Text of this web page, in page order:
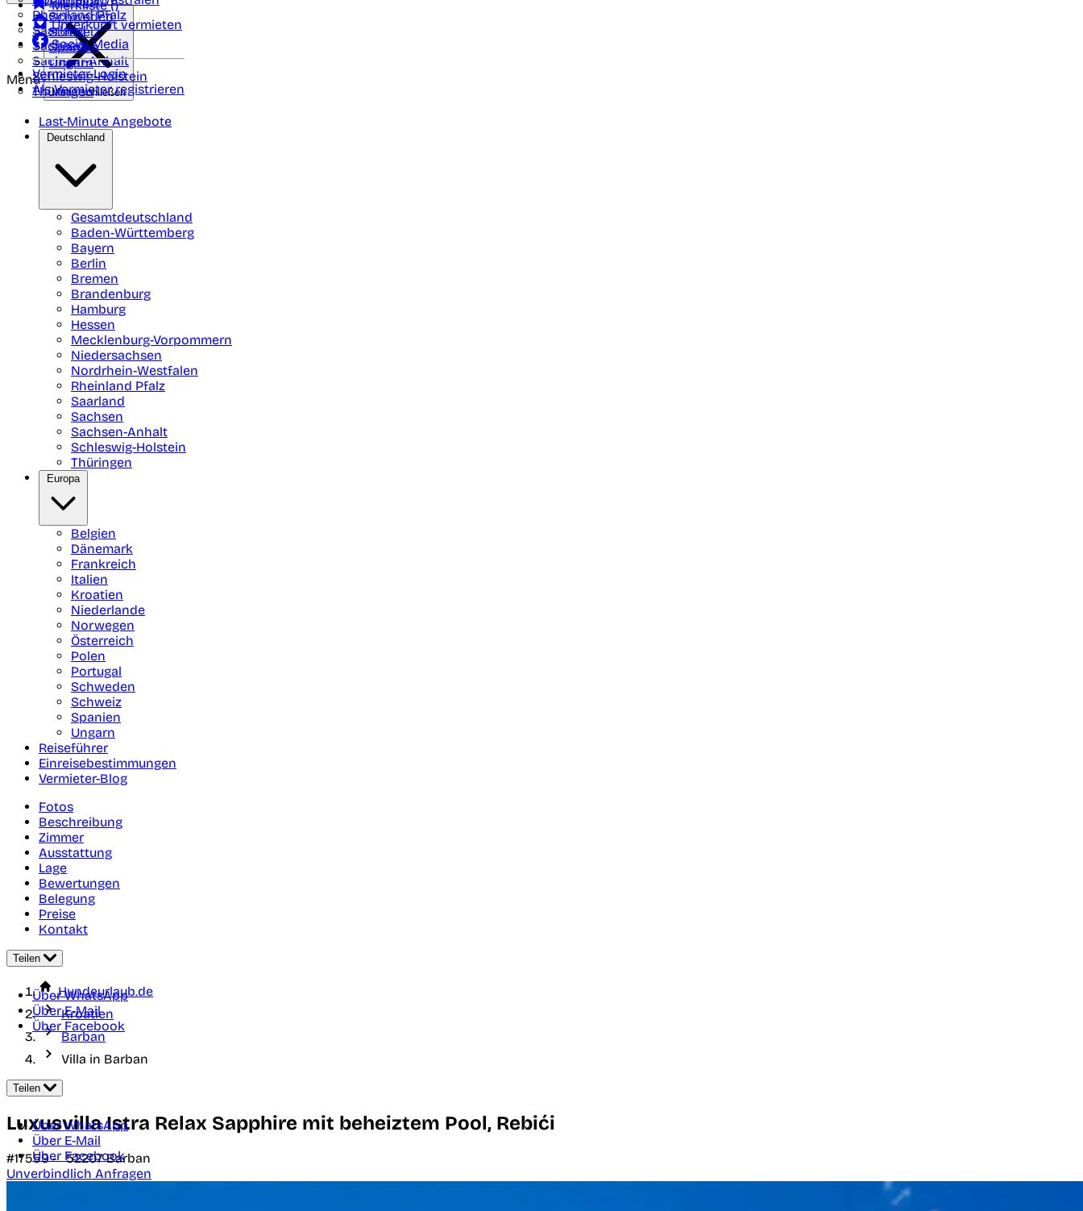
Rheinland Pfalz
Saarland
Sachsen
Sachsen-Anhalt
Schleswig-Holstein
Thüringen
Schweden
Schweiz
Spanien
Ungarn
Merkliste ()
Unterkunft vermieten
Social Media
Vermieter-Login
Als Vermieter registrieren
Menü
Menü schließen
Last-Minute Angebote
Deutschland
Gesamtdeutschland
Baden-Württemberg
Bayern
Berlin
Bremen
Brandenburg
Hamburg
Hessen
Mecklenburg-Vorpommern
Niedersachsen
Nordrhein-Westfalen
Rheinland Pfalz
Saarland
Sachsen
Sachsen-Anhalt
Schleswig-Holstein
Thüringen
Europa
Belgien
Dänemark
Frankreich
Italien
Kroatien
Niederlande
Norwegen
Österreich
Polen
Portugal
Schweden
Schweiz
Spanien
Ungarn
Reiseführer
Einreisebestimmungen
Vermieter-Blog
Fotos
Beschreibung
Zimmer
Ausstattung
Lage
Bewertungen
Belegung
Preise
Kontakt
Teilen
Über WhatsApp
Über E-Mail
Über Facebook
Hundeurlaub.de
Kroatien
Barban
Villa in Barban
Teilen
Über WhatsApp
Über E-Mail
Über Facebook
Luxusvilla Istra Relax Sapphire mit beheiztem Pool, Rebići
#17559 - 52207Barban
Unverbindlich Anfragen